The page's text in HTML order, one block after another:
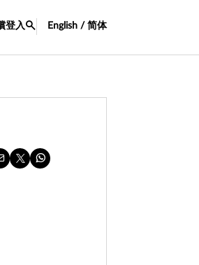
登入 English / 简体